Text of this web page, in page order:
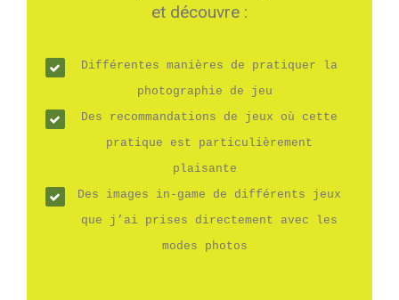
et découvre :
Différentes manières de pratiquer la
photographie de jeu
Des recommandations de jeux où cette
pratique est particulièrement
plaisante
Des images in-game de différents jeux
que j’ai prises directement avec les
modes photos